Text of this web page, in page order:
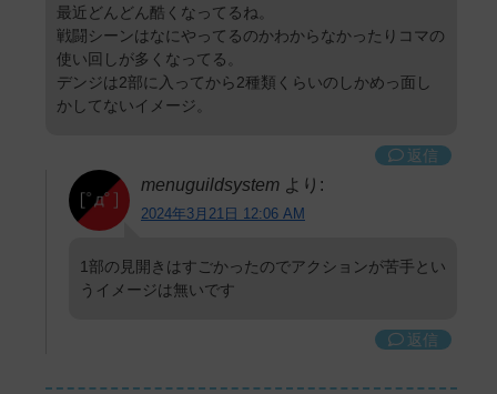
最近どんどん酷くなってるね。
戦闘シーンはなにやってるのかわからなかったりコマの
使い回しが多くなってる。
デンジは2部に入ってから2種類くらいのしかめっ面し
かしてないイメージ。
返信
menuguildsystem より:
2024年3月21日 12:06 AM
1部の見開きはすごかったのでアクションが苦手とい
うイメージは無いです
返信